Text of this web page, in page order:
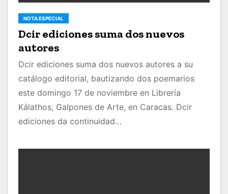
NOTA ESPECIAL
Dcir ediciones suma dos nuevos
autores
Dcir ediciones suma dos nuevos autores a su
catálogo editorial, bautizando dos poemarios
este domingo 17 de noviembre en Librería
Kálathos, Galpones de Arte, en Caracas. Dcir
ediciones da continuidad…